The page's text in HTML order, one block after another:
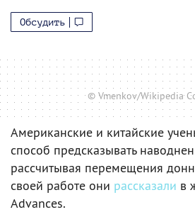
Обсудить
© Vmenkov/Wikipedia
Американские и китайские
способ предсказывать
рассчитывая перемещения
своей работе они рассказали в
Advances.